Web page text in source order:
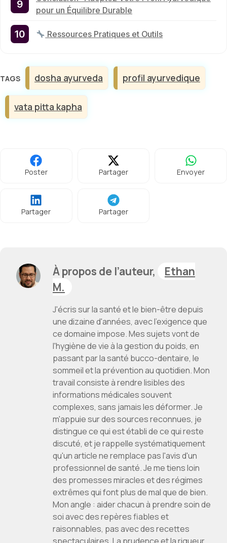
pour un Équilibre Durable
Ressources Pratiques et Outils
Étiquettes
dosha ayurveda profil ayurvedique
vata pitta kapha
Poster Partager Envoyer
Partager Partager
À propos de l’auteur,
Ethan
M.
J'écris sur la santé et le bien-être depuis
une dizaine d'années, avec l'exigence que
ce domaine impose. Mes sujets vont de
l'hygiène de vie à la gestion du poids, en
passant par la santé bucco-dentaire, le
sommeil et la prévention au quotidien. Mon
travail consiste à rendre lisibles des
informations médicales souvent
complexes, sans jamais les déformer. Je
m'appuie sur des sources reconnues, je
distingue ce qui est établi de ce qui reste
discuté, et je rappelle systématiquement
qu'un article ne remplace pas l'avis d'un
professionnel de santé. Je me tiens loin
des promesses miracles et des régimes
extrêmes qui font plus de mal que de bien.
Mon angle : aider chacun à prendre soin de
soi avec des repères fiables et
raisonnables, pas avec des recettes